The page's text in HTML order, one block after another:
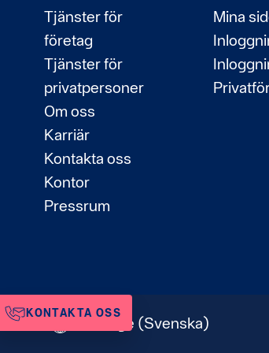
KONTAKTA OSS
Tjänster för
företag
Tjänster för
privatpersoner
Om oss
Karriär
Kontakta oss
Kontor
Pressrum
Mina
Sverige (Svenska)